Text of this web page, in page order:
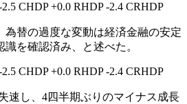
CHDP +0.0 RHDP -2.4 CRHDP
為替の過度な変動は経済金融の安定
を確認済み、と述べた。
CHDP +0.0 RHDP -2.4 CRHDP
速し、4四半期ぶりのマイナス成長